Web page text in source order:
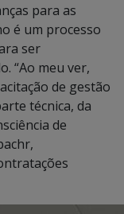
para as
é um processo
ser
“Ao meu ver,
de gestão
técnica, da
de